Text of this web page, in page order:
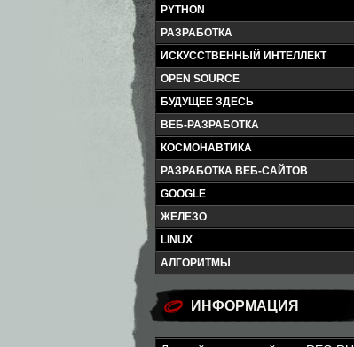
PYTHON
РАЗРАБОТКА
ИСКУССТВЕННЫЙ ИНТЕЛЛЕКТ
OPEN SOURCE
БУДУЩЕЕ ЗДЕСЬ
ВЕБ-РАЗРАБОТКА
КОСМОНАВТИКА
РАЗРАБОТКА ВЕБ-САЙТОВ
GOOGLE
ЖЕЛЕЗО
LINUX
АЛГОРИТМЫ
ИНФОРМАЦИЯ